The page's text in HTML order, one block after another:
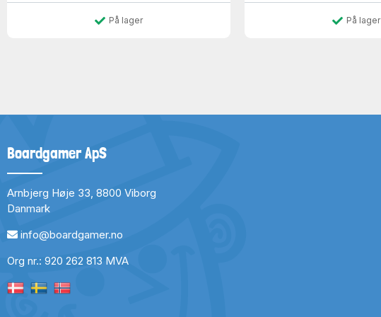
På lager På lager
Boardgamer ApS
Arnbjerg Høje 33, 8800 Viborg
Danmark
info@boardgamer.no
Org nr.: 920 262 813 MVA